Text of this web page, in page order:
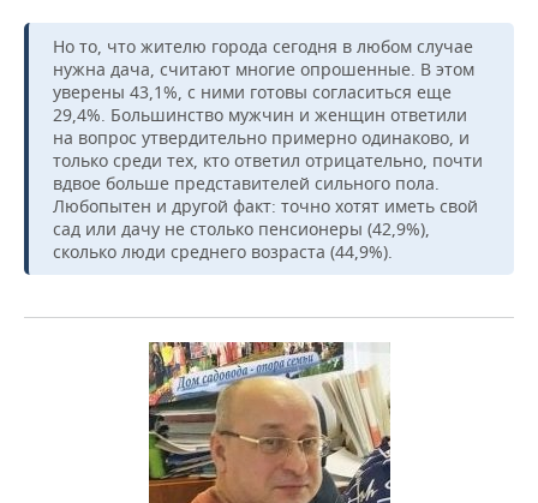
Но то, что жителю города сегодня в любом случае
нужна дача, считают многие опрошенные. В этом
уверены 43,1%, с ними готовы согласиться еще
29,4%. Большинство мужчин и женщин ответили
на вопрос утвердительно примерно одинаково, и
только среди тех, кто ответил отрицательно, почти
вдвое больше представителей сильного пола.
Любопытен и другой факт: точно хотят иметь свой
сад или дачу не столько пенсионеры (42,9%),
сколько люди среднего возраста (44,9%).